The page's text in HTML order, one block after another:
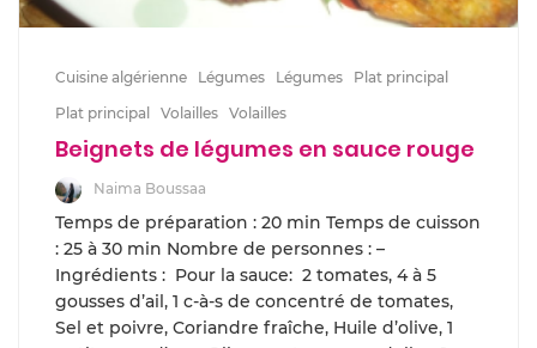
Cuisine algérienne Légumes Légumes
Plat principal
Plat principal
Volailles Volailles
Beignets de légumes en sauce rouge
Naima Boussaa
Temps de préparation : 20 min Temps de cuisson
: 25 à 30 min Nombre de personnes : –
Ingrédients : Pour la sauce: 2 tomates, 4 à 5
gousses d’ail, 1 c-à-s de concentré de tomates,
Sel et poivre, Coriandre fraîche, Huile d’olive, 1